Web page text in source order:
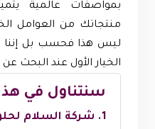
بمواصفات عالمية
منتجاتك من العوامل
ليس هذا فحسب بل إننا
الخيار الأول عند البحث عن
سنتناول في
شركة السلام